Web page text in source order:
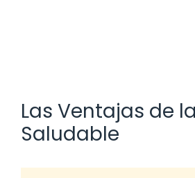
Las Ventajas de
Saludable